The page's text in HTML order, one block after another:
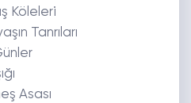
Köleleri
Tanrıları
Asası